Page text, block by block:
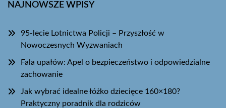
NAJNOWSZE WPISY
95-lecie Lotnictwa Policji – Przyszłość w
Nowoczesnych Wyzwaniach
Fala upałów: Apel o bezpieczeństwo i odpowiedzialne
zachowanie
Jak wybrać idealne łóżko dziecięce 160×180?
Praktyczny poradnik dla rodziców